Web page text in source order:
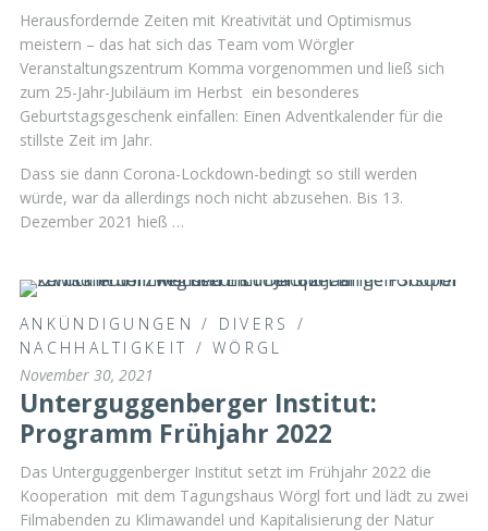
Herausfordernde Zeiten mit Kreativität und Optimismus
meistern – das hat sich das Team vom Wörgler
Veranstaltungszentrum Komma vorgenommen und ließ sich
zum 25-Jahr-Jubiläum im Herbst ein besonderes
Geburtstagsgeschenk einfallen: Einen Adventkalender für die
stillste Zeit im Jahr.
Dass sie dann Corona-Lockdown-bedingt so still werden
würde, war da allerdings noch nicht abzusehen. Bis 13.
Dezember 2021 hieß …
ANKÜNDIGUNGEN / DIVERS
/
NACHHALTIGKEIT /WÖRGL
November 30, 2021
Unterguggenberger Institut:
Programm Frühjahr 2022
Das Unterguggenberger Institut setzt im Frühjahr 2022 die
Kooperation mit dem Tagungshaus Wörgl fort und lädt zu zwei
Filmabenden zu Klimawandel und Kapitalisierung der Natur